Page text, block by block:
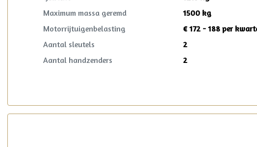
Maximum massa geremd
1500 kg
Motorrijtuigenbelasting
€ 172 - 188 per
Aantal sleutels
2
Aantal handzenders
2